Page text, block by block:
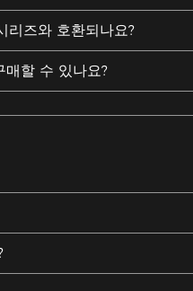
리즈와 호환되나요?
할 수 있나요?